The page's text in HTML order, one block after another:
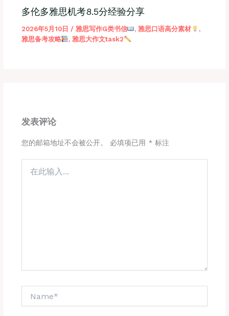
多伦多雅思机考8.5分经验分享
2026年5月10日 / 雅思写作G类书信 ,雅思口语高分素材
,
雅思备考攻略
,雅思大作文task2
发表评论
您的邮箱地址不会被公开。 必填项已用 *标注